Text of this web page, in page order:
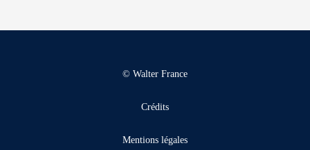
© Walter France
Crédits
Mentions légales